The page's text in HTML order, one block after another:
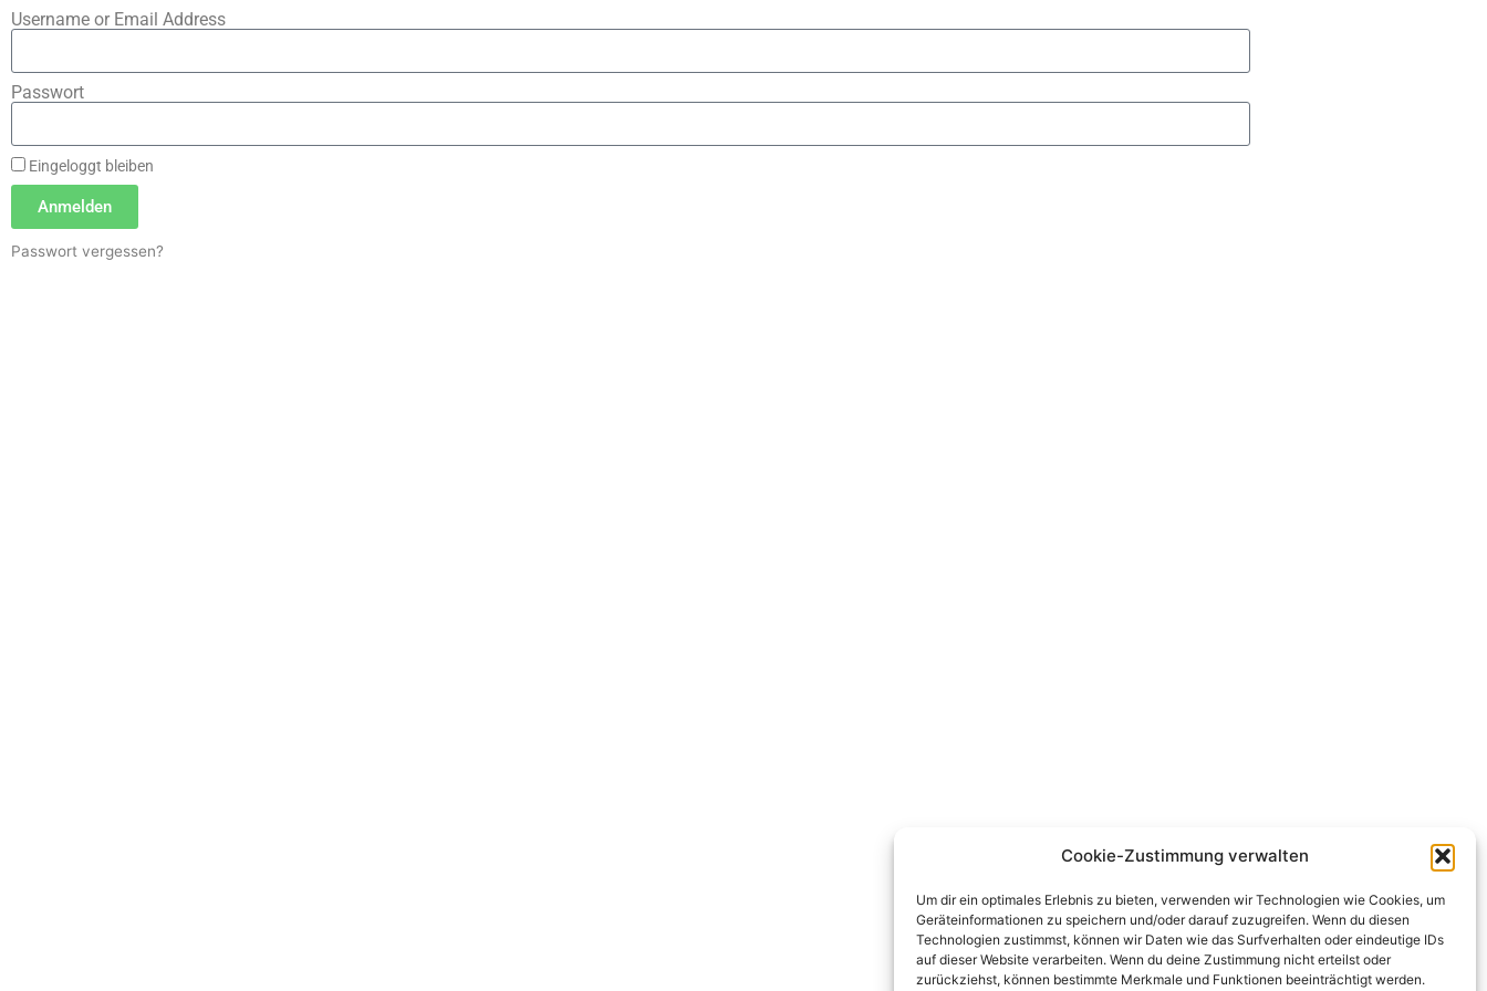
Cookie-Zustimmung verwalten
Um dir ein optimales Erlebnis zu bieten, verwenden wir Technologien wie Cookies, um
Geräteinformationen zu speichern und/oder darauf zuzugreifen. Wenn du diesen
Technologien zustimmst, können wir Daten wie das Surfverhalten oder eindeutige IDs
auf dieser Website verarbeiten. Wenn du deine Zustimmung nicht erteilst oder
zurückziehst, können bestimmte Merkmale und Funktionen beeinträchtigt werden.
Username or Email Address
Passwort
Eingeloggt bleiben
Anmelden
Passwort vergessen?